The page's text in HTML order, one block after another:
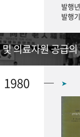
발행
발행
의료자원 공급
1980 ➤